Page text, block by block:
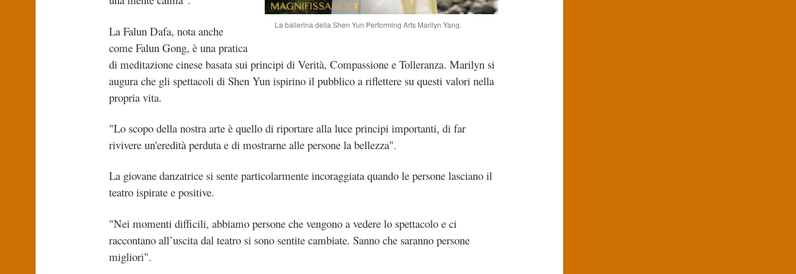
La ballerina della Shen Yun Performing Arts Marilyn Yang.
La Falun Dafa, nota anche
come Falun Gong, è una pratica
di meditazione cinese basata sui principi di Verità, Compassione e Tolleranza. Marilyn si
augura che gli spettacoli di Shen Yun ispirino il pubblico a riflettere su questi valori nella
propria vita.
"Lo scopo della nostra arte è quello di riportare alla luce principi importanti, di far
rivivere un'eredità perduta e di mostrarne alle persone la bellezza".
La giovane danzatrice si sente particolarmente incoraggiata quando le persone lasciano il
teatro ispirate e positive.
"Nei momenti difficili, abbiamo persone che vengono a vedere lo spettacolo e ci
raccontano all’uscita dal teatro si sono sentite cambiate. Sanno che saranno persone
migliori".